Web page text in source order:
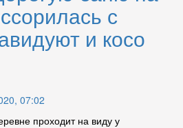
с
и косо
07:02
проходит на виду у